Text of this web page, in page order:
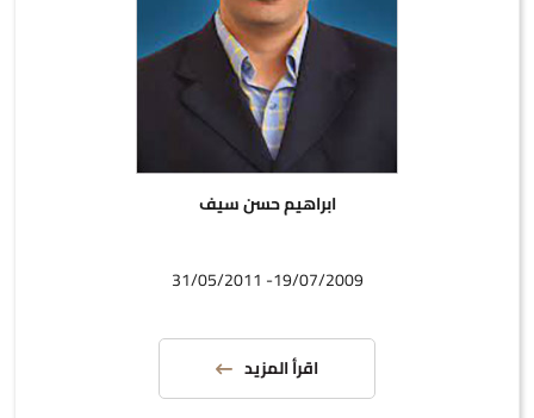
ابراهيم حسن سيف
19/07/2009- 31/05/2011
اقرأ المزيد